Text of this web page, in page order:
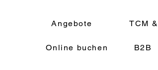
Angebote TCM
Online buchen B2B